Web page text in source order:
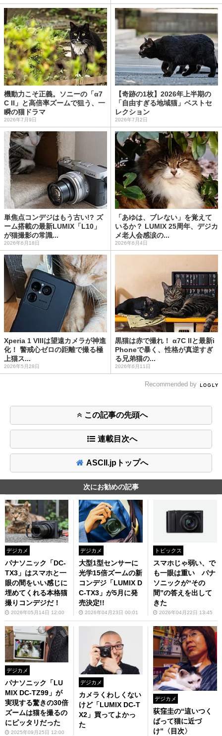
機動力こそ正義。ソニーの「α7
C II」と高倍率ズームで狙う、一
瞬の猫ドラマ
2026年7月9日
【奇跡の1枚】2026年上半期の
「自由すぎる地域猫」ベストセ
レクション
2026年7月2日
単焦点コンデジはもう古い!? ズ
ーム搭載の最新LUMIX「L10」
が猫撮影の常識...
2026年6月18日
「あゆは、ブレない」を覚えて
いるか？ LUMIX 25周年、デジカ
メ老人会感涙の...
2026年6月4日
Xperia 1 VIIIは望遠カメラが神進
化！ 警戒心ゼロの距離で撮る極
上猫ス...
2026年5月28日
黒猫は赤で撮れ！ α7C IIと最新i
Phoneで暴く、性格が真逆すぎ
る兄弟猫の...
2026年6月11日
Recommended by
この記事の先頭へ
連載目次へ
ASCII.jpトップへ
次にお勧めの記事
デジカメ
パナソニック「DC-
TX3」はスマホと一
眼の間をいい感じに
埋めてくれる本格猫
撮りコンデジだ！
2026年05月14日 12:00
デジカメ
大型1型センサーに
光学15倍ズームの新
コンデジ「LUMIX D
C-TX3」が5月に発
売決定!!
2026年04月23日 00:01
トピックス
スマホじゃ弱い、で
も一眼は重い パナ
ソニックが“その
間”の答えを出して
きた
2026年04月22日 13:45
デジカメ
パナソニック「LU
MIX DC-TZ99」が
実現する驚きの30倍
ズームは猫を撮るの
にピッタリだった
2025年09月25日 12:00
デジカメ
カメラくわしくない
けど「LUMIX DC-T
X2」買ってよかっ
た
デジカメ
荻窪圭の“這いつく
ばって猫に近づ
け”〈目次〉